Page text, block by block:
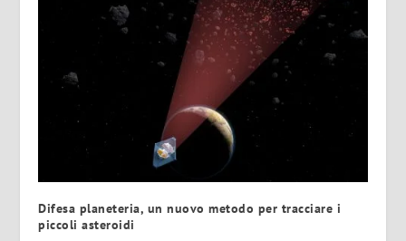
Difesa planeteria, un nuovo metodo per tracciare i
piccoli asteroidi